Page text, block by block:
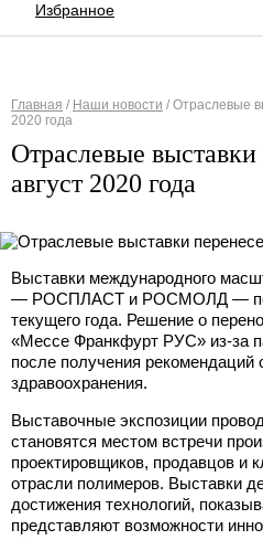
Избранное
Вы здесь
Главная / Наши новости / Отраслевые
2020 года
Отраслевые
август 2020 года
Выставки международного
— РОСПЛАСТ и РОСМОЛД —
текущего года. Решение о
«Мессе Франкфурт РУС» из-за
после получения рекомендаций
здравоохранения.
Выставочные экспозиции
становятся местом встречи
проектировщиков, продавцов и
отрасли полимеров. Выставки
достижения технологий,
представляют возможности